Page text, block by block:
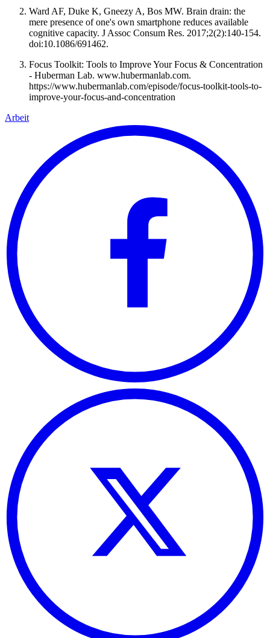
Ward AF, Duke K, Gneezy A, Bos MW. Brain drain: the
mere presence of one's own smartphone reduces available
cognitive capacity. J Assoc Consum Res. 2017;2(2):140-154.
doi:10.1086/691462.
Focus Toolkit: Tools to Improve Your Focus & Concentration
- Huberman Lab. www.hubermanlab.com.
https://www.hubermanlab.com/episode/focus-toolkit-tools-to-
improve-your-focus-and-concentration
Arbeit